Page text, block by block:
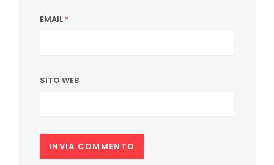
EMAIL *
SITO WEB